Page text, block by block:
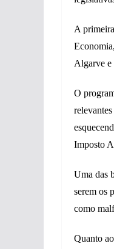
A
Algarve e
O
Imposto
Uma das
serem os
como
Quanto